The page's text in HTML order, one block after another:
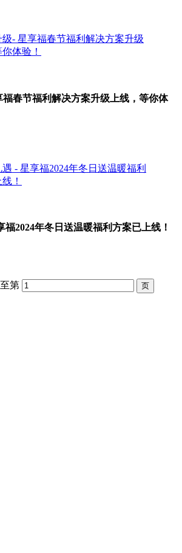
福春节福利解决方案升级上线，等你体
福2024年冬日送温暖福利方案已上线！
第